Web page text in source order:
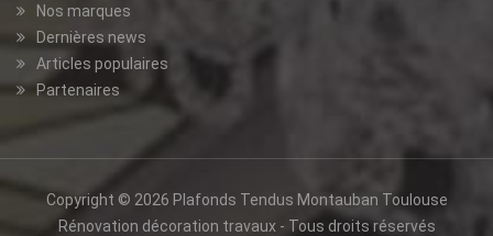
Nos marques
Dernières news
Articles populaires
Partenaires
Copyright © 2026 Plafonds Tendus Montauban Toulouse
Rénovation décoration travaux - Tous droits réservés